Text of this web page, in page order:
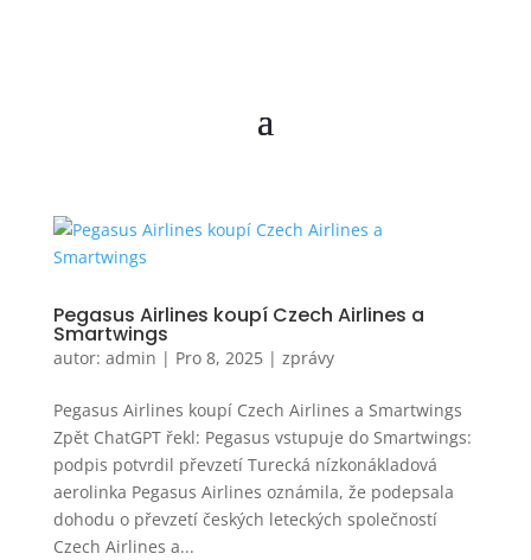
Pegasus Airlines koupí Czech Airlines a
Smartwings
autor: admin | Pro 8, 2025| zprávy
Pegasus Airlines koupí Czech Airlines a Smartwings
Zpět ChatGPT řekl: Pegasus vstupuje do Smartwings:
podpis potvrdil převzetí Turecká nízkonákladová
aerolinka Pegasus Airlines oznámila, že podepsala
dohodu o převzetí českých leteckých společností
Czech Airlines a...